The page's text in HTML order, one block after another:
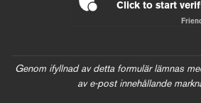
Click to start
Genom ifyllnad av detta formulär lämnas
av e-post innehållande